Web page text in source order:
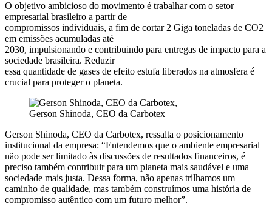
O objetivo ambicioso do movimento é trabalhar com o setor
empresarial brasileiro a partir de
compromissos individuais, a fim de cortar 2 Giga toneladas de CO2
em emissões acumuladas até
2030, impulsionando e contribuindo para entregas de impacto para a
sociedade brasileira. Reduzir
essa quantidade de gases de efeito estufa liberados na atmosfera é
crucial para proteger o planeta.
Gerson Shinoda, CEO da Carbotex
Gerson Shinoda, CEO da Carbotex, ressalta o posicionamento
institucional da empresa: “Entendemos que o ambiente empresarial
não pode ser limitado às discussões de resultados financeiros, é
preciso também contribuir para um planeta mais saudável e uma
sociedade mais justa. Dessa forma, não apenas trilhamos um
caminho de qualidade, mas também construímos uma história de
compromisso autêntico com um futuro melhor”.